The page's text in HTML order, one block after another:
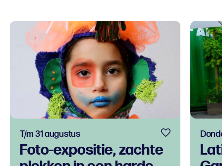
Foto-expositie, zachte
T/m 31 augustus